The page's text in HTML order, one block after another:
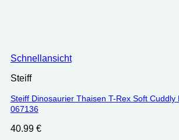
Schnellansicht
Steiff
Steiff Dinosaurier Thaisen T-Rex Soft Cuddly
067136
40.99 €